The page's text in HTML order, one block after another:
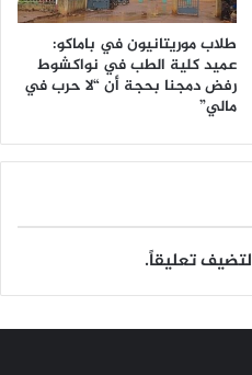
طلاب موريتانيون في باماكو:
عميد كلية الطب في نواكشوط
رفض دمجنا بحجة أن “لا حرب في
مالي”
لتضيف تعليقاً.